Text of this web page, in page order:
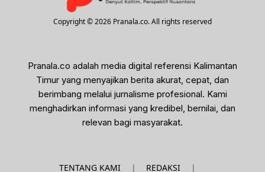
Copyright © 2026 Pranala.co. All rights reserved
Pranala.co adalah media digital referensi Kalimantan
Timur yang menyajikan berita akurat, cepat, dan
berimbang melalui jurnalisme profesional. Kami
menghadirkan informasi yang kredibel, bernilai, dan
relevan bagi masyarakat.
TENTANG KAMI | REDAKSI |